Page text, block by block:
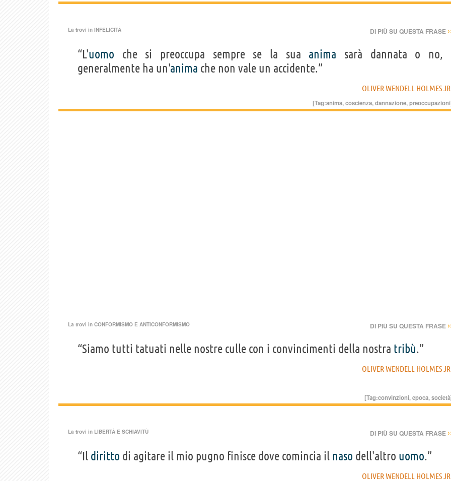
La trovi in INFELICITÀ DI PIÙ SU QUESTA FRASE
“L'uomo che si preoccupa sempre se la sua anima sarà dannata o no,
generalmente ha un'anima che non vale un accidente.”
OLIVER WENDELL HOLMES
[Tag:anima,coscienza,dannazione,preoccupazioni
La trovi in CONFORMISMO E ANTICONFORMISMO DI PIÙ SU QUESTA FRASE
“Siamo tutti tatuati nelle nostre culle con i convincimenti della nostra tribù.”
OLIVER WENDELL HOLMES
[Tag:convinzioni,epoca,società
La trovi in LIBERTÀ E SCHIAVITÙ DI PIÙ SU QUESTA FRASE
“Il diritto di agitare il mio pugno finisce dove comincia il naso dell'altro uomo.”
OLIVER WENDELL HOLMES